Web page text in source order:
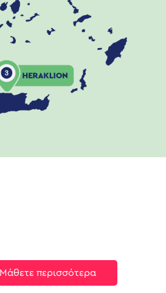
Μάθετε περισσότερα